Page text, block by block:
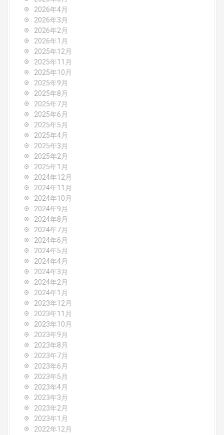
2026年4月
2026年3月
2026年2月
2026年1月
2025年12月
2025年11月
2025年10月
2025年9月
2025年8月
2025年7月
2025年6月
2025年5月
2025年4月
2025年3月
2025年2月
2025年1月
2024年12月
2024年11月
2024年10月
2024年9月
2024年8月
2024年7月
2024年6月
2024年5月
2024年4月
2024年3月
2024年2月
2024年1月
2023年12月
2023年11月
2023年10月
2023年9月
2023年8月
2023年7月
2023年6月
2023年5月
2023年4月
2023年3月
2023年2月
2023年1月
2022年12月